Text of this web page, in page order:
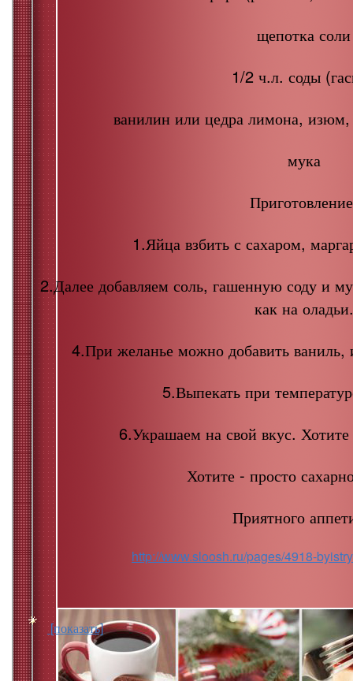
щепотка соли
1/2 ч.л. соды
ванилин или цедра лимона,
мука
1.Яйца взбить с сахаром,
2.Далее добавляем соль, гашенную соду и
как на оладьи.
4.При желанье можно добавить
5.Выпекать при
6.Украшаем на свой вкус.
Хотите - просто
Приятного
http://www.sloosh.ru/pages/4918-
[показать]